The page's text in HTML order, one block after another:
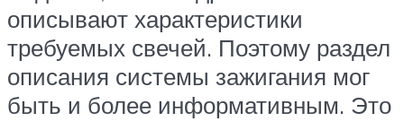
описывают характеристики
требуемых свечей. Поэтому раздел
описания системы зажигания мог
быть и более информативным. Это